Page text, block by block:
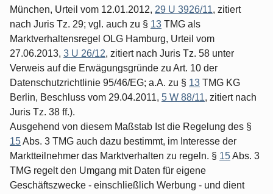
München, Urteil vom 12.01.2012, 29 U 3926/11, zitiert
nach Juris Tz. 29; vgl. auch zu § 13 TMG als
Marktverhaltensregel OLG Hamburg, Urteil vom
27.06.2013, 3 U 26/12, zitiert nach Juris Tz. 58 unter
Verweis auf die Erwägungsgründe zu Art. 10 der
Datenschutzrichtlinie 95/46/EG; a.A. zu § 13 TMG KG
Berlin, Beschluss vom 29.04.2011, 5 W 88/11, zitiert nach
Juris Tz. 38 ff.).
Ausgehend von diesem Maßstab Ist die Regelung des §
15Abs. 3 TMG auch dazu bestimmt, im Interesse der
Marktteilnehmer das Marktverhalten zu regeln. § 15Abs. 3
TMG regelt den Umgang mit Daten für eigene
Geschäftszwecke - einschließlich Werbung - und dient